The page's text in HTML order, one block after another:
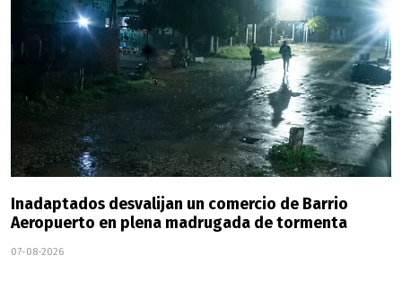
Inadaptados desvalijan un comercio de Barrio
Aeropuerto en plena madrugada de tormenta
07-08-2026